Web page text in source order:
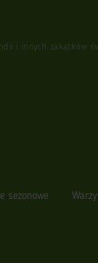
i innych zakątków
sezonowe